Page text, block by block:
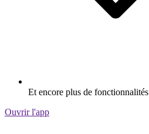
Et encore plus de fonctionnalités
Ouvrir l'app